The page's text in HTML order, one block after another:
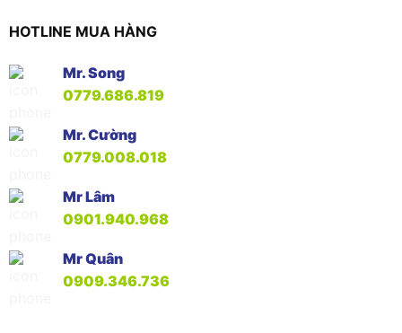
HOTLINE MUA HÀNG
Mr. Song
0779.686.819
Mr. Cường
0779.008.018
Mr Lâm
0901.940.968
Mr Quân
0909.346.736